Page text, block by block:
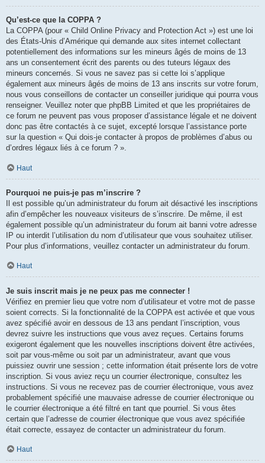
Qu’est-ce que la COPPA ?
La COPPA (pour « Child Online Privacy and Protection Act ») est une loi
des États-Unis d’Amérique qui demande aux sites internet collectant
potentiellement des informations sur les mineurs âgés de moins de 13
ans un consentement écrit des parents ou des tuteurs légaux des
mineurs concernés. Si vous ne savez pas si cette loi s’applique
également aux mineurs âgés de moins de 13 ans inscrits sur votre forum,
nous vous conseillons de contacter un conseiller juridique qui pourra vous
renseigner. Veuillez noter que phpBB Limited et que les propriétaires de
ce forum ne peuvent pas vous proposer d’assistance légale et ne doivent
donc pas être contactés à ce sujet, excepté lorsque l’assistance porte
sur la question « Qui dois-je contacter à propos de problèmes d’abus ou
d’ordres légaux liés à ce forum ? ».
Haut
Pourquoi ne puis-je pas m’inscrire ?
Il est possible qu’un administrateur du forum ait désactivé les inscriptions
afin d’empêcher les nouveaux visiteurs de s’inscrire. De même, il est
également possible qu’un administrateur du forum ait banni votre adresse
IP ou interdit l’utilisation du nom d’utilisateur que vous souhaitez utiliser.
Pour plus d’informations, veuillez contacter un administrateur du forum.
Haut
Je suis inscrit mais je ne peux pas me connecter !
Vérifiez en premier lieu que votre nom d’utilisateur et votre mot de passe
soient corrects. Si la fonctionnalité de la COPPA est activée et que vous
avez spécifié avoir en dessous de 13 ans pendant l’inscription, vous
devrez suivre les instructions que vous avez reçues. Certains forums
exigeront également que les nouvelles inscriptions doivent être activées,
soit par vous-même ou soit par un administrateur, avant que vous
puissiez ouvrir une session ; cette information était présente lors de votre
inscription. Si vous aviez reçu un courrier électronique, consultez les
instructions. Si vous ne recevez pas de courrier électronique, vous avez
probablement spécifié une mauvaise adresse de courrier électronique ou
le courrier électronique a été filtré en tant que pourriel. Si vous êtes
certain que l’adresse de courrier électronique que vous avez spécifiée
était correcte, essayez de contacter un administrateur du forum.
Haut